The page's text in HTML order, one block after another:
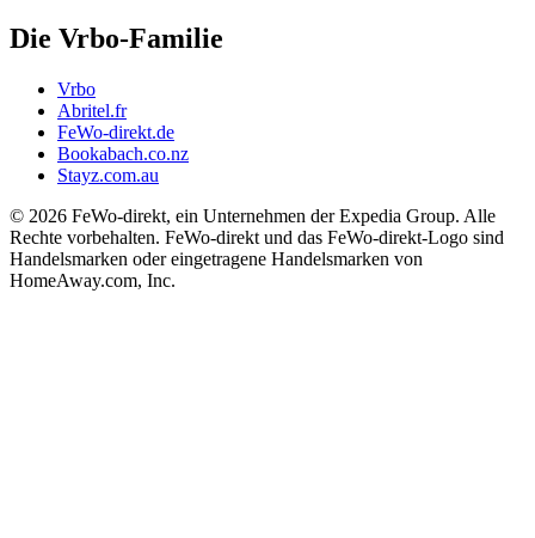
Die Vrbo-Familie
Vrbo
Abritel.fr
FeWo-direkt.de
Bookabach.co.nz
Stayz.com.au
© 2026 FeWo-direkt, ein Unternehmen der Expedia Group. Alle
Rechte vorbehalten. FeWo-direkt und das FeWo-direkt-Logo sind
Handelsmarken oder eingetragene Handelsmarken von
HomeAway.com, Inc.